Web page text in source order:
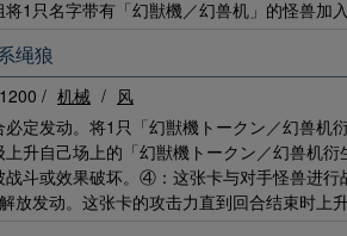
1只名字带有「幻獣機／幻兽机」的怪兽加入
绳狼
1200 / 机械 / 风
定发动。将1只「幻獣機トークン／幻兽机
升自己场上的「幻獣機トークン／幻兽机
斗或效果破坏。④：这张卡与对手怪兽进
放发动。这张卡的攻击力直到回合结束时上升